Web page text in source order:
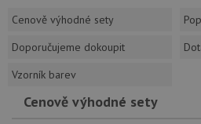
Cenově výhodné sety
Doporučujeme dokoupit
Vzorník barev
Cenově výhodné sety